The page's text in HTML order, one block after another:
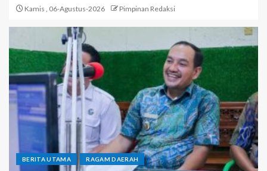
Kamis , 06-Agustus-2026 Pimpinan Redaksi
BERITA UTAMA RAGAM DAERAH